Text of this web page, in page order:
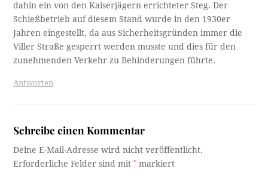
dahin ein von den Kaiserjägern errichteter Steg. Der
Schießbetrieb auf diesem Stand wurde in den 1930er
Jahren eingestellt, da aus Sicherheitsgründen immer die
Viller Straße gesperrt werden musste und dies für den
zunehmenden Verkehr zu Behinderungen führte.
Antworten
Schreibe einen Kommentar
Deine E-Mail-Adresse wird nicht veröffentlicht.
Erforderliche Felder sind mit* markiert